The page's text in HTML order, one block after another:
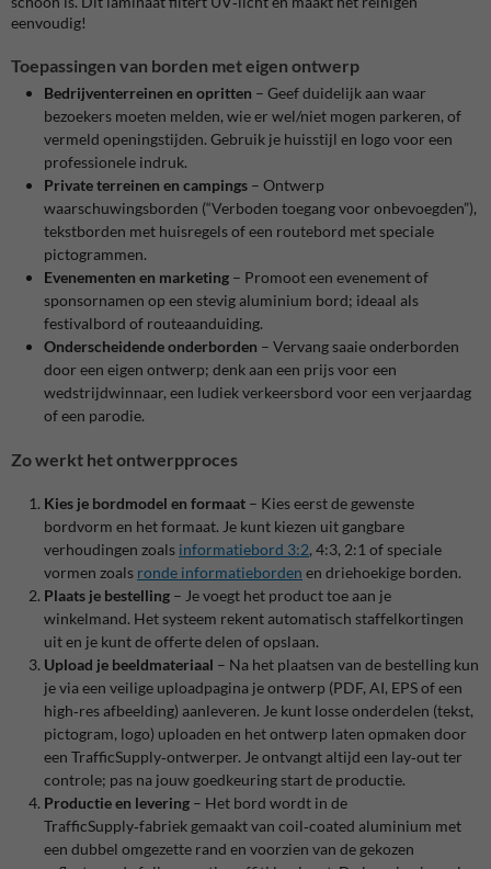
eenvoudig!
Toepassingen van borden met eigen ontwerp
Bedrijventerreinen en opritten – Geef duidelijk aan waar
bezoekers moeten melden, wie er wel/niet mogen parkeren, of
vermeld openingstijden. Gebruik je huisstijl en logo voor een
professionele indruk.
Private terreinen en campings – Ontwerp
waarschuwingsborden (“Verboden toegang voor onbevoegden”),
tekstborden met huisregels of een routebord met speciale
pictogrammen.
Evenementen en marketing – Promoot een evenement of
sponsornamen op een stevig aluminium bord; ideaal als
festivalbord of routeaanduiding.
Onderscheidende onderborden – Vervang saaie onderborden
door een eigen ontwerp; denk aan een prijs voor een
wedstrijdwinnaar, een ludiek verkeersbord voor een verjaardag
of een parodie.
Zo werkt het ontwerpproces
Kies je bordmodel en formaat – Kies eerst de gewenste
bordvorm en het formaat. Je kunt kiezen uit gangbare
verhoudingen zoals informatiebord 3:2, 4:3, 2:1 of speciale
vormen zoals ronde informatieborden en driehoekige borden.
Plaats je bestelling – Je voegt het product toe aan je
winkelmand. Het systeem rekent automatisch staffelkortingen
uit en je kunt de offerte delen of opslaan.
Upload je beeldmateriaal – Na het plaatsen van de bestelling kun
je via een veilige uploadpagina je ontwerp (PDF, AI, EPS of een
high‑res afbeelding) aanleveren. Je kunt losse onderdelen (tekst,
pictogram, logo) uploaden en het ontwerp laten opmaken door
een TrafficSupply‑ontwerper. Je ontvangt altijd een lay‑out ter
controle; pas na jouw goedkeuring start de productie.
Productie en levering – Het bord wordt in de
TrafficSupply‑fabriek gemaakt van coil‑coated aluminium met
een dubbel omgezette rand en voorzien van de gekozen